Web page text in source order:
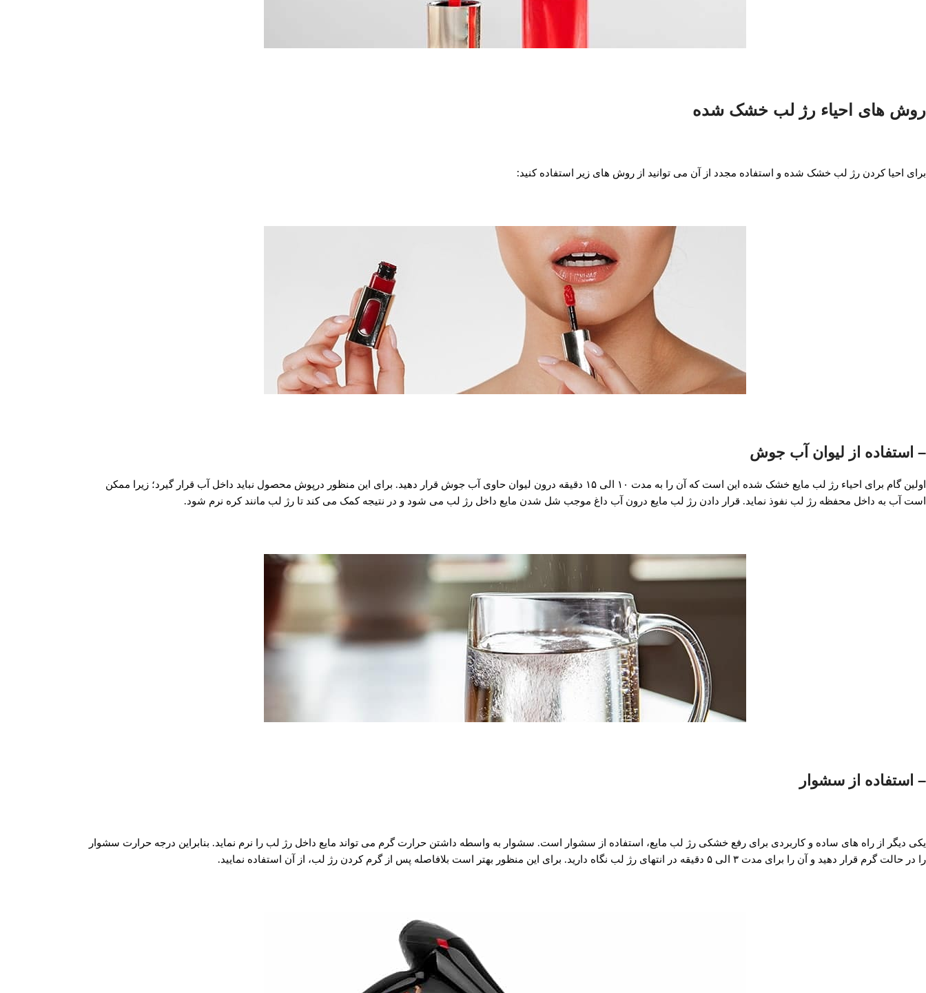
روش های احیاء رژ لب خشک شده
برای احیا کردن رژ لب خشک شده و استفاده مجدد از آن می توانید از روش های زیر استفاده کنید:
– استفاده از لیوان آب جوش
اولین گام برای احیاء رژ لب مایع خشک شده این است که آن را به مدت ۱۰ الی ۱۵ دقیقه درون لیوان حاوی آب جوش قرار دهید. برای این منظور درپوش محصول نباید داخل آب قرار گیرد؛ زیرا ممکن
است آب به داخل محفظه رژ لب نفوذ نماید. قرار دادن رژ لب مایع درون آب داغ موجب شل شدن مایع داخل رژ لب می شود و در نتیجه کمک می کند تا رژ لب مانند کره نرم شود.
– استفاده از سشوار
یکی دیگر از راه های ساده و کاربردی برای رفع خشکی رژ لب مایع، استفاده از سشوار است. سشوار به واسطه داشتن حرارت گرم می تواند مایع داخل رژ لب را نرم نماید. بنابراین درجه حرارت سشوار
را در حالت گرم قرار دهید و آن را برای مدت ۳ الی ۵ دقیقه در انتهای رژ لب نگاه دارید. برای این منظور بهتر است بلافاصله پس از گرم کردن رژ لب، از آن استفاده نمایید.